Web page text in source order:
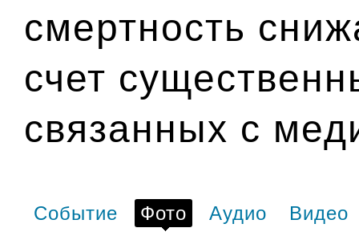
смертность
счет
связанных с
Событие Фото Аудио Видео